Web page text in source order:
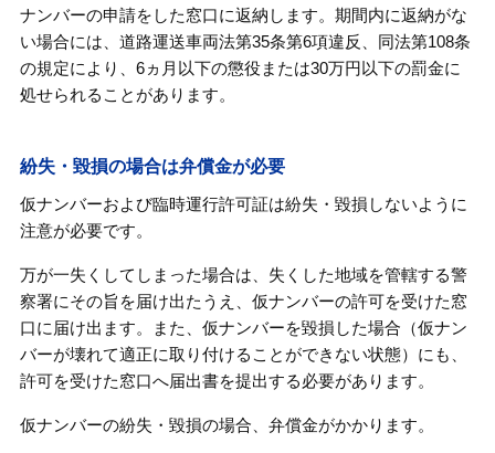
ナンバーの申請をした窓口に返納します。期間内に返納がな
い場合には、道路運送車両法第35条第6項違反、同法第108条
の規定により、6ヵ月以下の懲役または30万円以下の罰金に
処せられることがあります。
紛失・毀損の場合は弁償金が必要
仮ナンバーおよび臨時運行許可証は紛失・毀損しないように
注意が必要です。
万が一失くしてしまった場合は、失くした地域を管轄する警
察署にその旨を届け出たうえ、仮ナンバーの許可を受けた窓
口に届け出ます。また、仮ナンバーを毀損した場合（仮ナン
バーが壊れて適正に取り付けることができない状態）にも、
許可を受けた窓口へ届出書を提出する必要があります。
仮ナンバーの紛失・毀損の場合、弁償金がかかります。